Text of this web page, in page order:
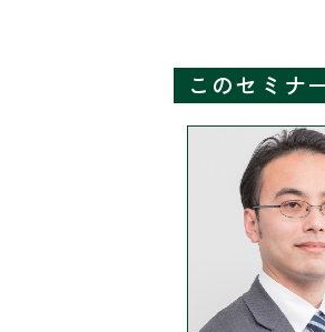
このセミナ